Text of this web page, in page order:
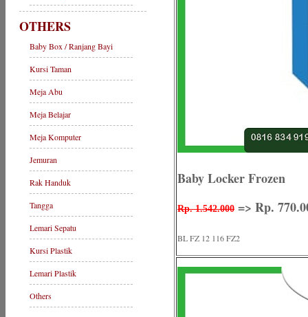
OTHERS
Baby Box / Ranjang Bayi
Kursi Taman
Meja Abu
Meja Belajar
Meja Komputer
Jemuran
Rak Handuk
Tangga
Lemari Sepatu
Kursi Plastik
Lemari Plastik
Others
Baby Locker Frozen
Rp. 1.542.000 => Rp.
BL FZ 12 116 FZ2